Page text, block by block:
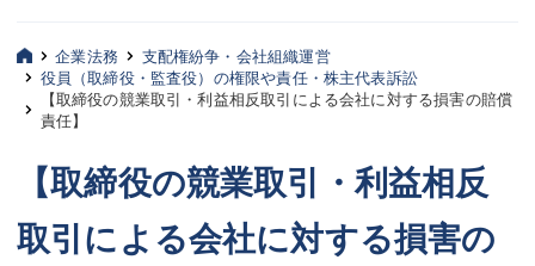
三平 聡史
酒井 博之
坂本 陽一
桶川 聡
三平 聡史
酒井 博之
坂本 陽一
桶川 聡
企業法務
支配権紛争・会社組織運営
役員（取締役・監査役）の権限や責任・株主代表訴訟
【取締役の競業取引・利益相反取引による会社に対する損害の賠償
責任】
【取締役の競業取引・利益相反
取引による会社に対する損害の